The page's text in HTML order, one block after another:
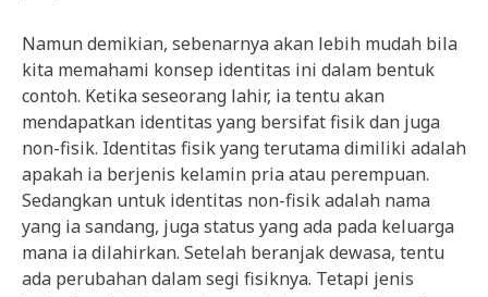
Namun demikian, sebenarnya akan lebih mudah bila
kita memahami konsep identitas ini dalam bentuk
contoh. Ketika seseorang lahir, ia tentu akan
mendapatkan identitas yang bersifat fisik dan juga
non-fisik. Identitas fisik yang terutama dimiliki adalah
apakah ia berjenis kelamin pria atau perempuan.
Sedangkan untuk identitas non-fisik adalah nama
yang ia sandang, juga status yang ada pada keluarga
mana ia dilahirkan. Setelah beranjak dewasa, tentu
ada perubahan dalam segi fisiknya. Tetapi jenis